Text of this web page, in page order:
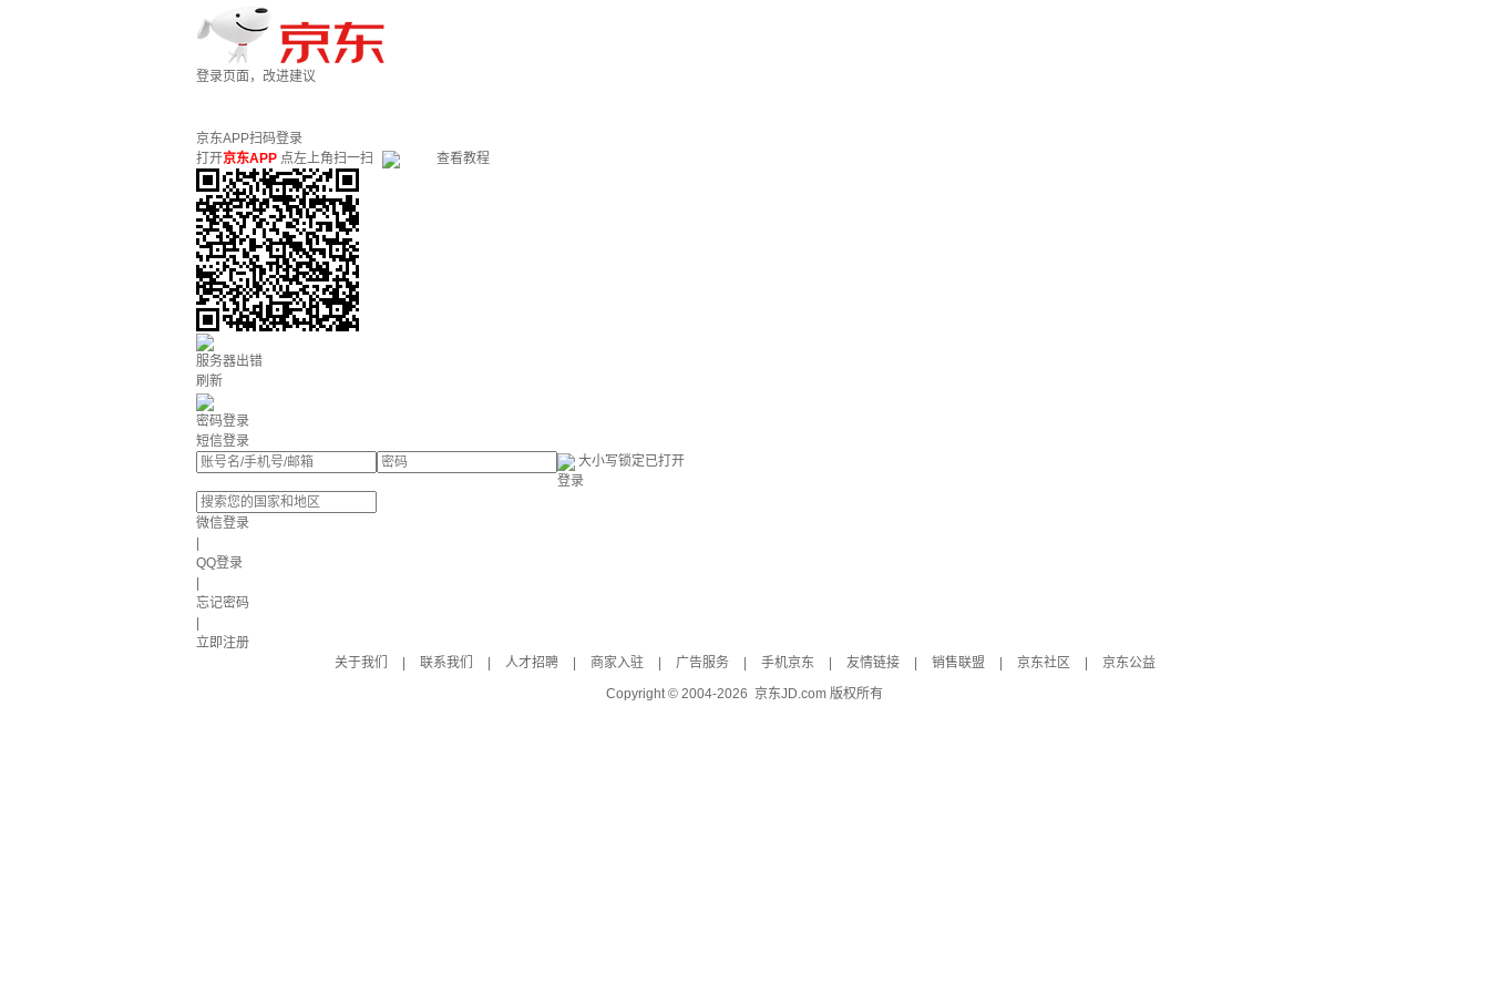
登录页面，改进建议
京东APP扫码登录
打开京东APP 点左上角扫一扫 查看教程
服务器出错
刷新
密码登录
短信登录
大小写锁定已打开
登录
微信登录
QQ登录
忘记密码
立即注册
关于我们
联系我们 人才招聘 商家入驻 广告服务 手机京东 友情链接 销售联盟 京东社区
京东公益
Copyright © 2004-2026 京东JD.com 版权所有